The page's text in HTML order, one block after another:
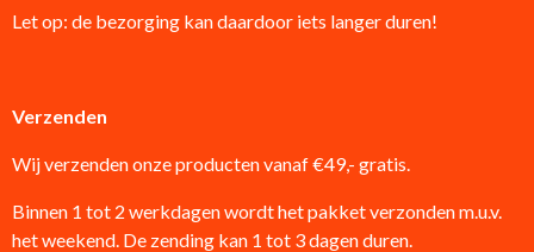
Let op: de bezorging kan daardoor iets langer duren!
Verzenden
Wij verzenden onze producten vanaf €49,- gratis.
Binnen 1 tot 2 werkdagen wordt het pakket verzonden m.u.v.
het weekend. De zending kan 1 tot 3 dagen duren.